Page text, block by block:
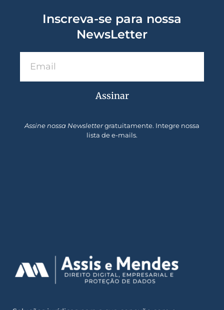
Inscreva-se para nossa
NewsLetter
Assinar
Assine nossa Newslettergratuitamente. Integre nossa
lista de e-mails.